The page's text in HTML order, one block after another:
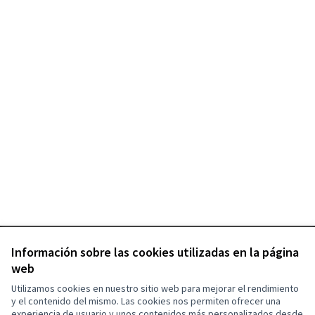
Información sobre las cookies utilizadas en la página
web
Utilizamos cookies en nuestro sitio web para mejorar el rendimiento
y el contenido del mismo. Las cookies nos permiten ofrecer una
Términos y condiciones de uso
Configuración de cookies